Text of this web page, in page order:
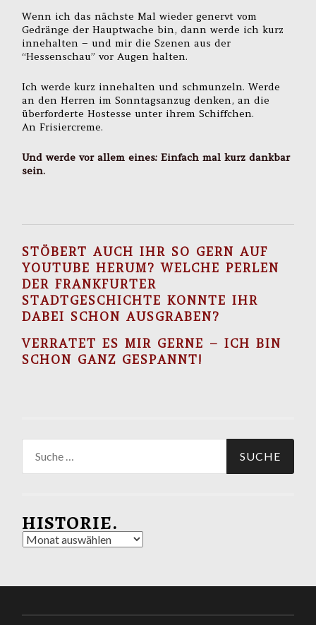
Wenn ich das nächste Mal wieder genervt vom
Gedränge der Hauptwache bin, dann werde ich kurz
innehalten – und mir die Szenen aus der
“Hessenschau” vor Augen halten.
Ich werde kurz innehalten und schmunzeln. Werde
an den Herren im Sonntagsanzug denken, an die
überforderte Hostesse unter ihrem Schiffchen.
An Frisiercreme.
Und werde vor allem eines: Einfach mal kurz dankbar
sein.
STÖBERT AUCH IHR SO GERN AUF
YOUTUBE HERUM? WELCHE PERLEN
DER FRANKFURTER
STADTGESCHICHTE KONNTE IHR
DABEI SCHON AUSGRABEN?
VERRATET ES MIR GERNE – ICH BIN
SCHON GANZ GESPANNT!
nach:
HISTORIE.
Historie.